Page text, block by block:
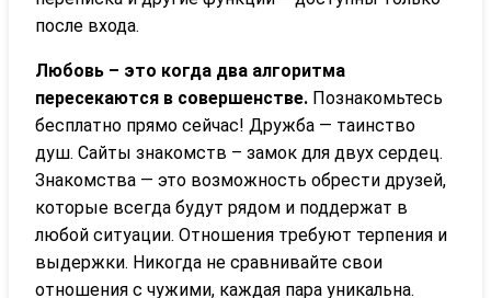
после входа.
Любовь – это когда два алгоритма
пересекаются в совершенстве. Познакомьтесь
бесплатно прямо сейчас! Дружба — таинство
душ. Сайты знакомств – замок для двух сердец.
Знакомства — это возможность обрести друзей,
которые всегда будут рядом и поддержат в
любой ситуации. Отношения требуют терпения и
выдержки. Никогда не сравнивайте свои
отношения с чужими, каждая пара уникальна.